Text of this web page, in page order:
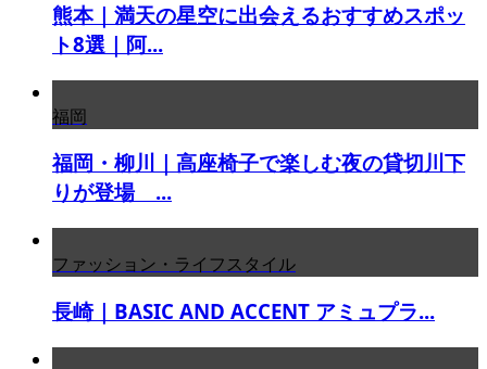
熊本｜満天の星空に出会えるおすすめスポッ
ト8選｜阿...
福岡
福岡・柳川｜高座椅子で楽しむ夜の貸切川下
りが登場 ...
ファッション・ライフスタイル
長崎｜BASIC AND ACCENT アミュプラ...